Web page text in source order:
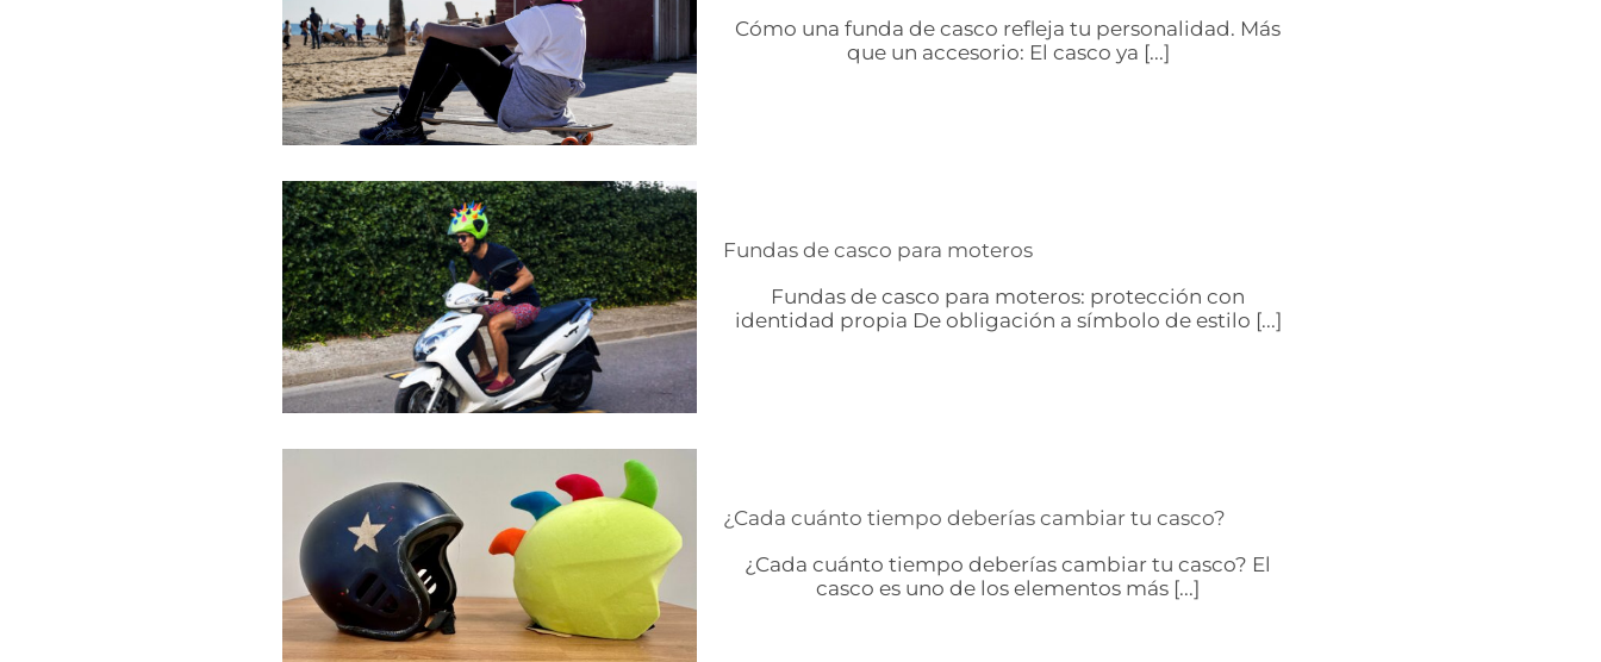
Cómo una funda de casco refleja tu personalidad. Más
que un accesorio: El casco ya [...]
Fundas de casco para moteros
Fundas de casco para moteros: protección con
identidad propia De obligación a símbolo de estilo [...]
¿Cada cuánto tiempo deberías cambiar tu casco?
¿Cada cuánto tiempo deberías cambiar tu casco? El
casco es uno de los elementos más [...]